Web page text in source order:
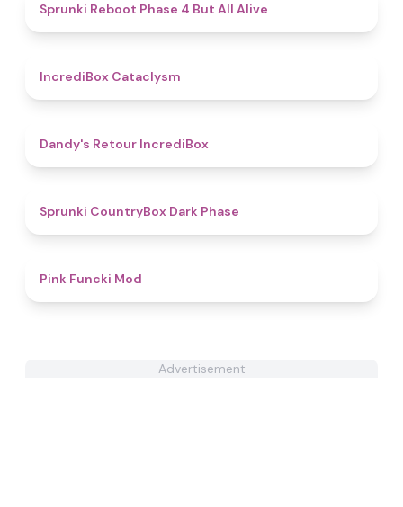
Sprunki Reboot Phase 4 But All Alive
IncrediBox Cataclysm
Dandy's Retour IncrediBox
Sprunki CountryBox Dark Phase
Pink Funcki Mod
Advertisement